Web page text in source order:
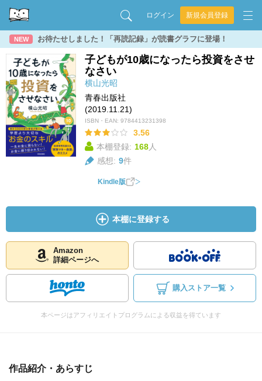
ログイン 新規会員登録
NEW お待たせしました！「再読記録」が読書グラフに登場！
子どもが10歳になったら投資をさせ
なさい
横山光昭
青春出版社
(2019.11.21)
ISBN・EAN: 9784413231398
3.56
本棚登録: 168人
感想: 9件
Kindle版
本棚に登録する
Amazon
詳細ページへ
購入ストア一覧
本ページはアフィリエイトプログラムによる収益を得ています
作品紹介・あらすじ